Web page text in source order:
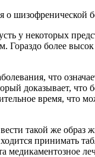
о шизофренической
у некоторых
Гораздо более
что
доказывает, что
время, что
такой же образ
принимать
медикаментозное